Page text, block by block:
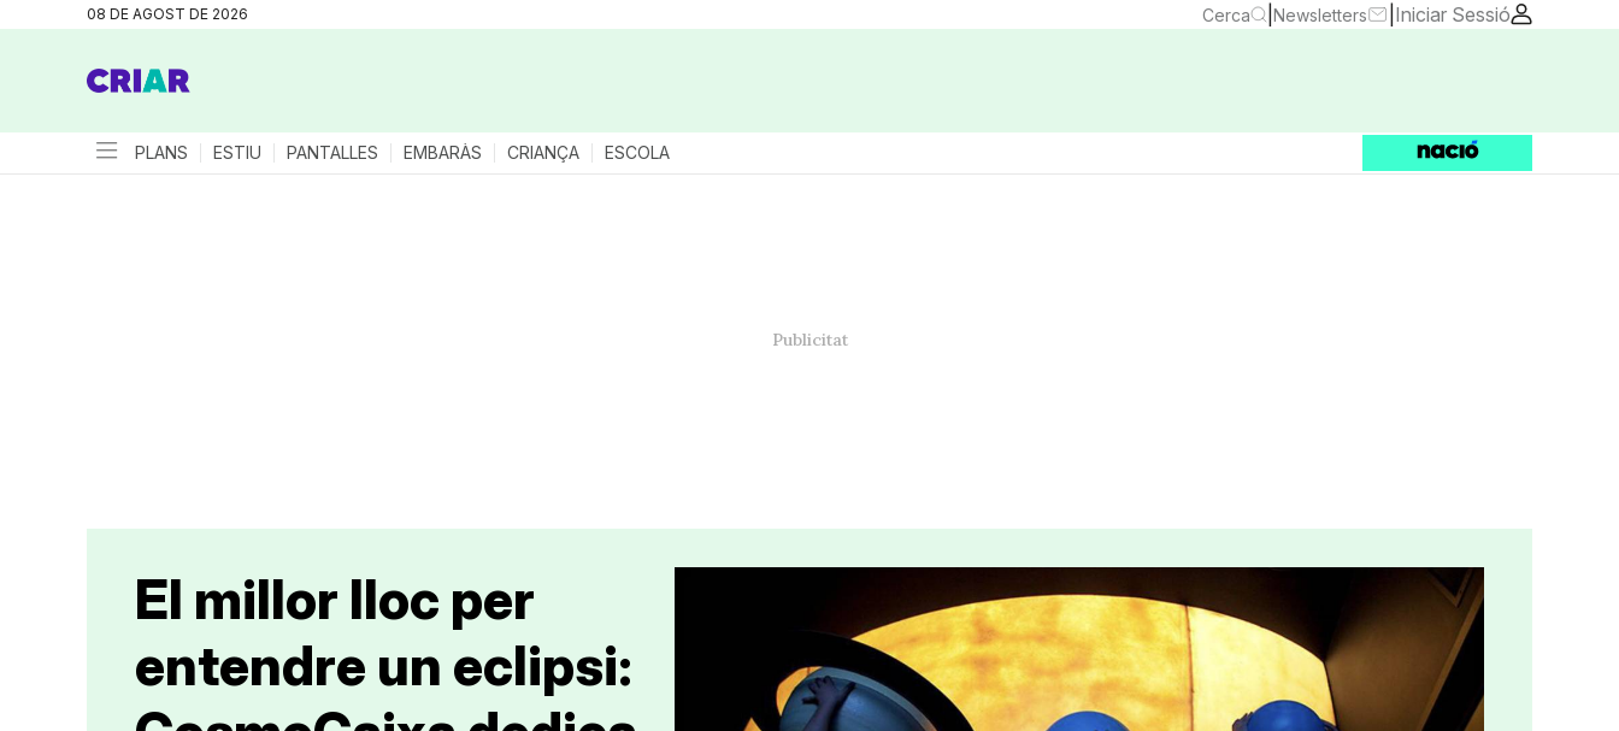
08 DE AGOST DE 2026 Cerca Newsletters Iniciar Sessió
PLANS ESTIU PANTALLES EMBARÀS CRIANÇA ESCOLA
El millor lloc per
entendre un eclipsi: